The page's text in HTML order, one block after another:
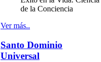
de la Conciencia
Ver más..
Santo Dominio
Universal